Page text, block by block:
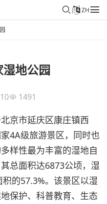
ZH
地公园
1491
京市延庆区康庄镇西
4A级旅游景区，同时也
样性最为丰富的湿地自
总面积达6873公顷，湿
的57.3%。该景区以湿
保护、科普教育、生态